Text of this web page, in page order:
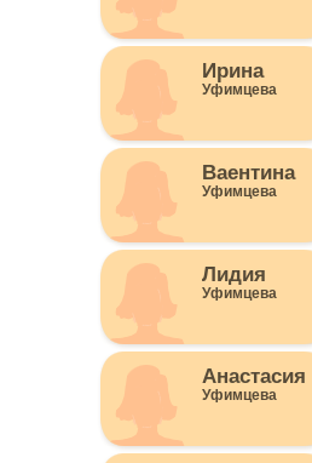
Ирина
Уфимцева
Ваентина
Уфимцева
Лидия
Уфимцева
Анастасия
Уфимцева